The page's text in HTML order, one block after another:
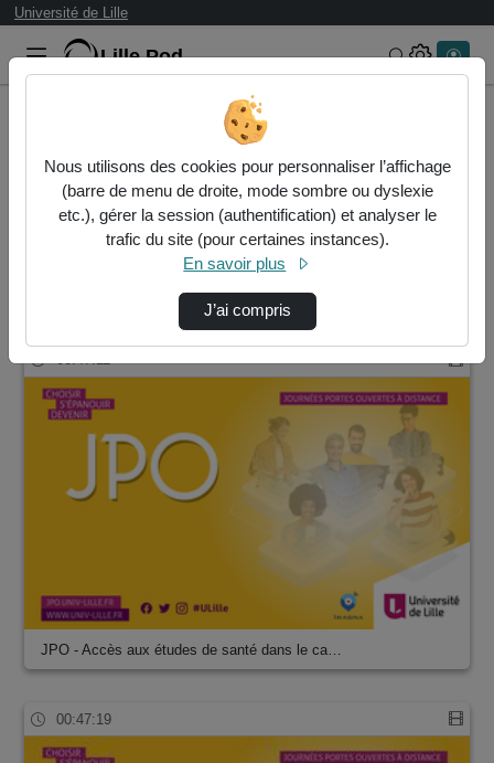
Université de Lille
Lille.Pod Rechercher
Résultats de la recherche
Filtres actifs (cliquer pour en retirer) :
00:47:11
JPO - Accès aux études de santé dans le ca…
00:47:19
Nous utilisons des cookies pour personnaliser l’affichage
(barre de menu de droite, mode sombre ou dyslexie
etc.), gérer la session (authentification) et analyser le
trafic du site (pour certaines instances).
En savoir plus
J’ai compris